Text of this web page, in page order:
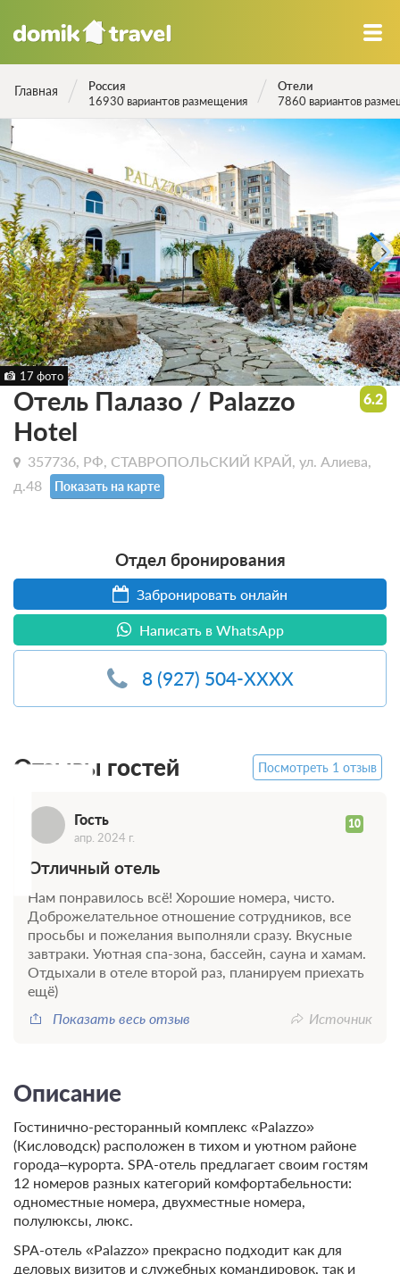
Главная
Россия
16930 вариантов размещения
Отели
7860 вариантов
17 фото
Отель Палазо / Palazzo
Hotel
357736, РФ, СТАВРОПОЛЬСКИЙ КРАЙ, ул. Алиева,
д.48
Показать на карте
Отдел бронирования
Забронировать онлайн
Написать в WhatsApp
8 (927) 504-XXXX
6.2
Отзывы гостей Посмотреть 1 отзыв
Гость 10
апр. 2024 г.
Отличный отель
Нам понравилось всё! Хорошие номера, чисто.
Доброжелательное отношение сотрудников, все
просьбы и пожелания выполняли сразу. Вкусные
завтраки. Уютная спа-зона, бассейн, сауна и хамам.
Отдыхали в отеле второй раз, планируем приехать
ещё)
Показать весь отзыв
Источник
Описание
Гостинично-ресторанный комплекс «Palazzo»
(Кисловодск) расположен в тихом и уютном районе
города–курорта. SPA-отель предлагает своим гостям
12 номеров разных категорий комфортабельности:
одноместные номера, двухместные номера,
полулюксы, люкс.
SPA-отель «Palazzo» прекрасно подходит как для
деловых визитов и служебных командировок, так и